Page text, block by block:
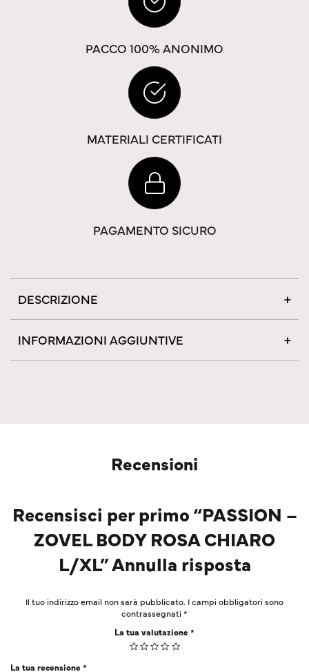
PACCO 100% ANONIMO
MATERIALI CERTIFICATI
PAGAMENTO SICURO
DESCRIZIONE
INFORMAZIONI AGGIUNTIVE
Recensioni
Recensisci per primo “PASSION –
ZOVEL BODY ROSA CHIARO
L/XL” Annulla risposta
Il tuo indirizzo email non sarà pubblicato. I campi obbligatori sono
contrassegnati*
La tua valutazione*
La tua recensione*